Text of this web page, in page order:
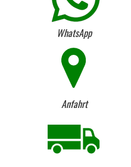
WhatsApp
Anfahrt